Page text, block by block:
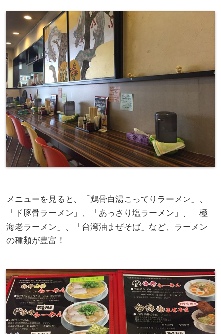
メニューを見ると、「鶏骨白湯こってりラーメン」、
「ド豚骨ラーメン」、「あっさり塩ラーメン」、「極
海老ラーメン」、「台湾油まぜそば」など、ラーメン
の種類が豊富！